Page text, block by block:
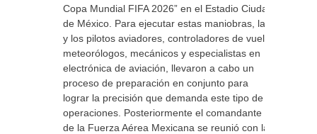
Copa Mundial FIFA 2026” en el Estadio Ciudad
de México. Para ejecutar estas maniobras, las
y los pilotos aviadores, controladores de vuelo,
meteorólogos, mecánicos y especialistas en
electrónica de aviación, llevaron a cabo un
proceso de preparación en conjunto para
lograr la precisión que demanda este tipo de
operaciones. Posteriormente el comandante
de la Fuerza Aérea Mexicana se reunió con las